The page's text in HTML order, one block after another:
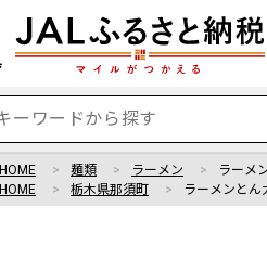
HOME 麺類 ラーメン ラーメ
HOME
栃木県那須町 ラーメンと